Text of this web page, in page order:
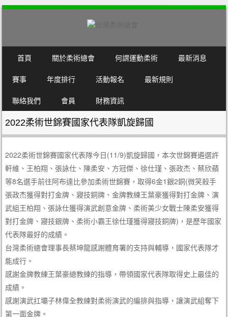
MENU
SKIP TO CONTENT
首頁 關於柔術總會 何謂運動柔術 最新消息
賽事 年度排行 活動報名 最新規則
聯絡我們 會員 財務資訊
2022柔術世錦賽國家代表隊凱旋歸國
2022柔術世錦賽國家代表隊今日(11/9)凱旋歸國，本次世錦賽遴選許
軒維、王柏翔、張詠仕、陳柔安、方冠傑、徐仕瑾、張政杰、蔡欣蘋
等8名選手前往阿布達比參加柔術世錦賽，取得6金1銀2銅(微笑殺手
張政杰獲得對打金牌、寢技銅牌、金牌教練王葉豪獲得對打金牌、演
武組王柏翔、張詠仕獲得演武創意金牌、柔術美少女戰士陳柔安獲得
對打金牌、寢技銀牌、柔術小霸王徐仕瑾獲得寢技銅牌)，是歷年國家
代表隊最好的成績。
台灣柔術總會理事長蔡坤龍感謝體育署的支持與輔導，國家代表隊才
能成行。
感謝金牌教練王葉豪總教練的指導，帶領國家代表隊取得史上最佳的
成績。
感謝演武扛壩子林偉全教練對柔術演武的編排與指導，讓演武組奪下
第一面金牌。